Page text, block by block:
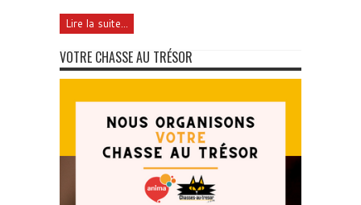
Lire la suite...
VOTRE CHASSE AU TRÉSOR